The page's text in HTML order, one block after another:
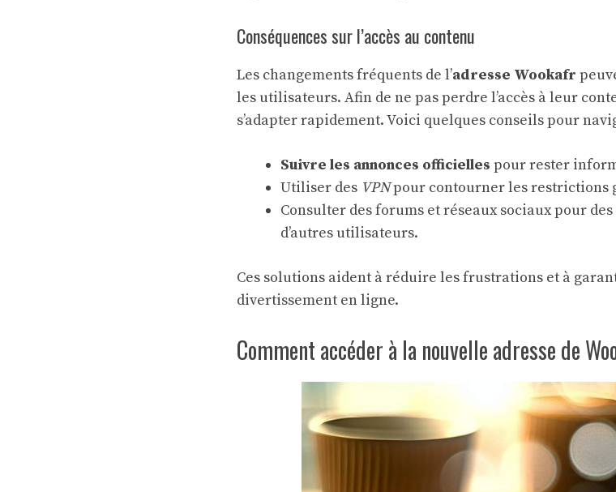
Conséquences sur l’accès au contenu
Les changements fréquents de l’adresse Wookafr
les utilisateurs. Afin de ne pas perdre l’accès à leur
s’adapter rapidement. Voici quelques conseils pour
Suivre les annonces officielles pour rester
Utiliser des VPNpour contourner les restrictions
Consulter des forums et réseaux sociaux pour
d’autres utilisateurs.
Ces solutions aident à réduire les frustrations et à
divertissement en ligne.
Comment accéder à la nouvelle adresse de